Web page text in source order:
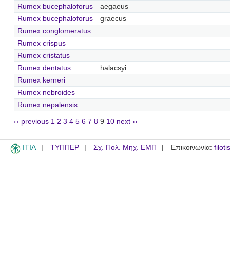
Rumex bucephaloforus
aegaeus
Rumex bucephaloforus
graecus
Rumex conglomeratus
Rumex crispus
Rumex cristatus
Rumex dentatus
halacsyi
Rumex kerneri
Rumex nebroides
Rumex nepalensis
‹‹ previous 1 2 3 4 5 6 7 8 9 10 next ››
ITIA ΤΥΠΠΕΡ Σχ. Πολ. Μηχ. ΕΜΠ Επικοινωνία: